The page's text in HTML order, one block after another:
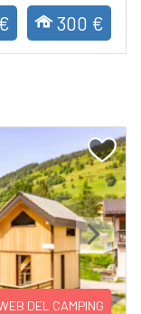
300 €
Next
DEL CAMPING